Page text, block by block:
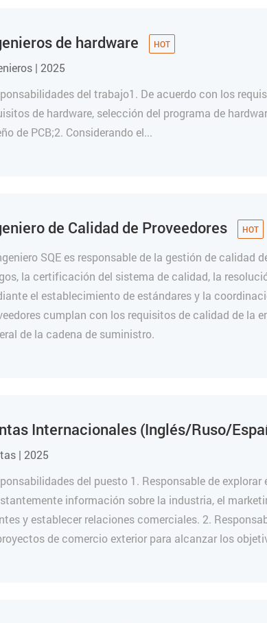
de hardware
| 2025
del trabajo1. De acuerdo con los
de hardware, selección del programa de
de PCB;2. Considerando el...
de Calidad de Proveedores
SQE es responsable de la gestión de calidad
la certificación del sistema de calidad, la
el establecimiento de estándares y la
cumplan con los requisitos de calidad de la
de la cadena de suministro.
Internacionales (Inglés/Ruso/
| 2025
del puesto 1. Responsable de
información sobre la industria, el
y establecer relaciones comerciales. 2.
de comercio exterior para alcanzar los